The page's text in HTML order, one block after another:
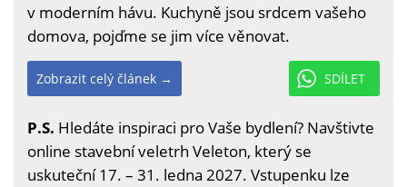
v moderním hávu. Kuchyně jsou srdcem vašeho
domova, pojďme se jim více věnovat.
SDÍLET
Zobrazit celý článek →
P.S. Hledáte inspiraci pro Vaše bydlení? Navštivte
online stavební veletrh Veleton, který se
uskuteční 17. – 31. ledna 2027. Vstupenku lze